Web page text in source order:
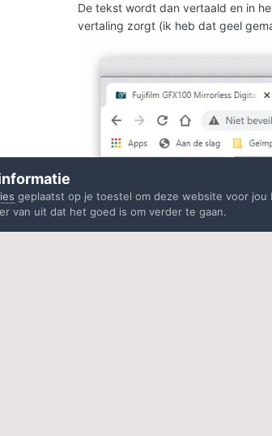
De tekst wordt dan vertaald en in
vertaling zorgt (ik heb dat geel
geplaatst op je toestel om deze website voor
van uit dat het goed is om verder te gaan.